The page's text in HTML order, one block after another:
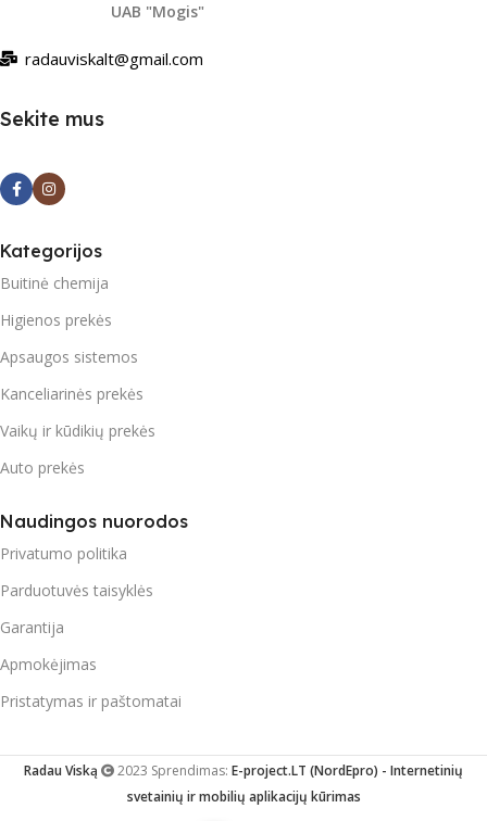
UAB "Mogis"
radauviskalt@gmail.com
Sekite mus
Kategorijos
Buitinė chemija
Higienos prekės
Apsaugos sistemos
Kanceliarinės prekės
Vaikų ir kūdikių prekės
Auto prekės
Naudingos nuorodos
Privatumo politika
Parduotuvės taisyklės
Garantija
Apmokėjimas
Pristatymas ir paštomatai
Radau Viską 2023 Sprendimas: E-project.LT (NordEpro) - Internetinių
svetainių ir mobilių aplikacijų kūrimas